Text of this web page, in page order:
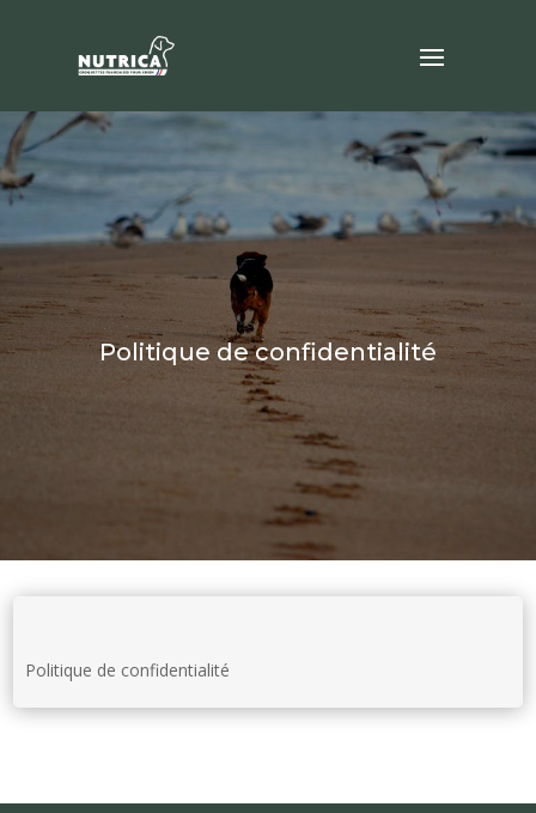
Politique de confidentialité
Politique de confidentialité